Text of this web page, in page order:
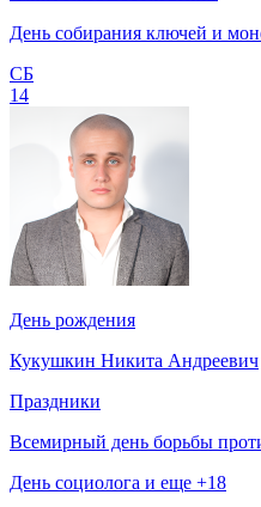
День собирания ключей и
СБ
14
День рождения
Кукушкин Никита Андреевич
Праздники
Всемирный день борьбы
День социолога и еще +18